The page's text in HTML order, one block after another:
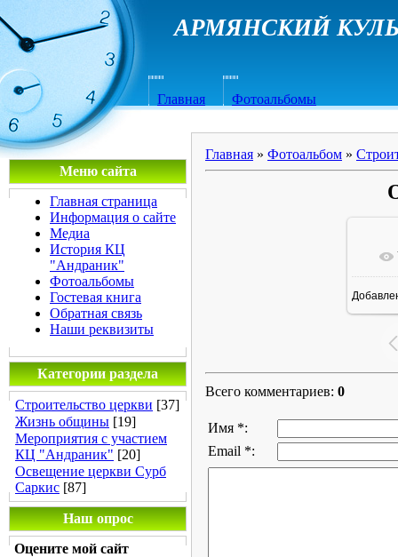
АРМЯНСКИЙ
Главная Фотоальбомы
Меню сайта
Главная страница
Информация о сайте
Медиа
История КЦ
"Андраник"
Фотоальбомы
Гостевая книга
Обратная связь
Наши реквизиты
Категории раздела
Строительство церкви [37]
Жизнь общины [19]
Мероприятия с участием
КЦ "Андраник" [20]
Освещение церкви Сурб
Саркис [87]
Наш опрос
Оцените мой сайт
Главная » Фотоальбом »
Всего комментариев: 0
Имя *:
Email *: